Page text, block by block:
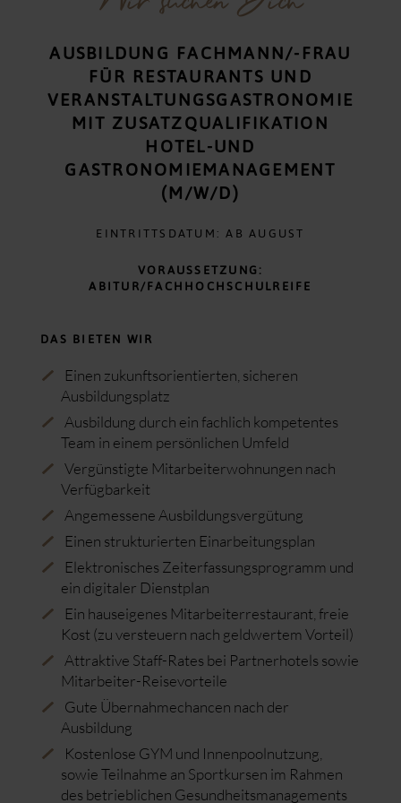
Das Kriminal Dinner
Gourmet Night
Yoga Retreat
Spa & Sushi Night
Ugly Sweater Party
Silvester-Gala
Der Öschberghof als Arbeitgeber
Ausbildung & Studium
AUSBILDUNG FACHMANN/-FRAU
FÜR RESTAURANTS UND
VERANSTALTUNGSGASTRONOMIE
MIT ZUSATZQUALIFIKATION
HOTEL-UND
GASTRONOMIEMANAGEMENT
(M/W/D)
EINTRITTSDATUM: AB AUGUST
VORAUSSETZUNG:
ABITUR/FACHHOCHSCHULREIFE
DAS BIETEN WIR
Einen zukunftsorientierten, sicheren
Ausbildungsplatz
Ausbildung durch ein fachlich kompetentes
Team in einem persönlichen Umfeld
Vergünstigte Mitarbeiterwohnungen nach
Verfügbarkeit
Angemessene Ausbildungsvergütung
Einen strukturierten Einarbeitungsplan
Elektronisches Zeiterfassungsprogramm und
ein digitaler Dienstplan
Ein hauseigenes Mitarbeiterrestaurant, freie
Kost (zu versteuern nach geldwertem Vorteil)
Attraktive Staff-Rates bei Partnerhotels sowie
Mitarbeiter-Reisevorteile
Gute Übernahmechancen nach der
Ausbildung
Kostenlose GYM und Innenpoolnutzung,
sowie Teilnahme an Sportkursen im Rahmen
des betrieblichen Gesundheitsmanagements